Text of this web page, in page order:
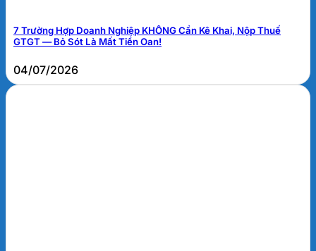
7 Trường Hợp Doanh Nghiệp KHÔNG Cần Kê Khai, Nộp Thuế
GTGT — Bỏ Sót Là Mất Tiền Oan!
04/07/2026